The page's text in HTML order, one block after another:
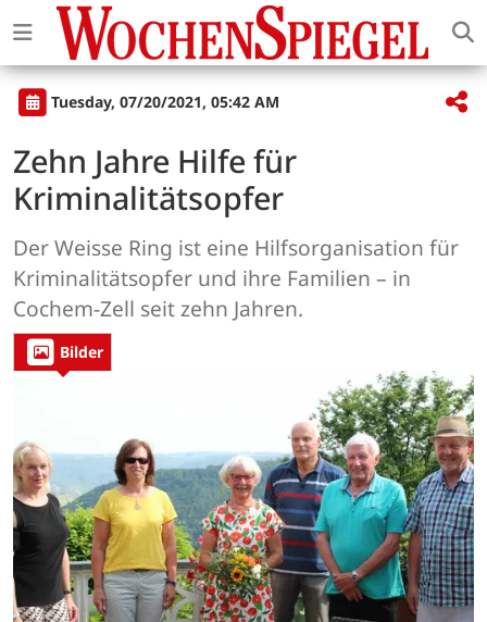
Tuesday, 07/20/2021, 05:42 AM
Zehn Jahre Hilfe für
Kriminalitätsopfer
Der Weisse Ring ist eine Hilfsorganisation für
Kriminalitätsopfer und ihre Familien – in
Cochem-Zell seit zehn Jahren.
Bilder